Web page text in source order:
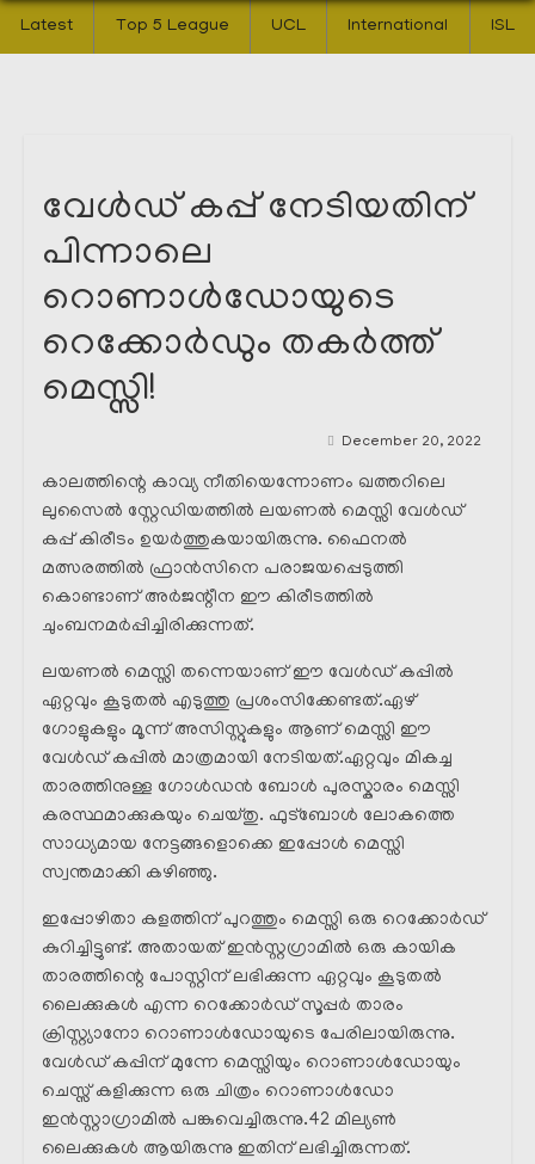
Latest Top 5 League UCL International ISL
വേൾഡ് കപ്പ് നേടിയതിന്
പിന്നാലെ
റൊണാൾഡോയുടെ
റെക്കോർഡും തകർത്ത്
മെസ്സി!
December 20, 2022
കാലത്തിന്റെ കാവ്യ നീതിയെന്നോണം ഖത്തറിലെ
ലുസൈൽ സ്റ്റേഡിയത്തിൽ ലയണൽ മെസ്സി വേൾഡ്
കപ്പ് കിരീടം ഉയർത്തുകയായിരുന്നു. ഫൈനൽ
മത്സരത്തിൽ ഫ്രാൻസിനെ പരാജയപ്പെടുത്തി
കൊണ്ടാണ് അർജന്റീന ഈ കിരീടത്തിൽ
ചുംബനമർപ്പിച്ചിരിക്കുന്നത്.
ലയണൽ മെസ്സി തന്നെയാണ് ഈ വേൾഡ് കപ്പിൽ
ഏറ്റവും കൂടുതൽ എടുത്തു പ്രശംസിക്കേണ്ടത്.ഏഴ്
ഗോളുകളും മൂന്ന് അസിസ്റ്റുകളും ആണ് മെസ്സി ഈ
വേൾഡ് കപ്പിൽ മാത്രമായി നേടിയത്.ഏറ്റവും മികച്ച
താരത്തിനുള്ള ഗോൾഡൻ ബോൾ പുരസ്കാരം മെസ്സി
കരസ്ഥമാക്കുകയും ചെയ്തു. ഫുട്ബോൾ ലോകത്തെ
സാധ്യമായ നേട്ടങ്ങളൊക്കെ ഇപ്പോൾ മെസ്സി
സ്വന്തമാക്കി കഴിഞ്ഞു.
ഇപ്പോഴിതാ കളത്തിന് പുറത്തും മെസ്സി ഒരു റെക്കോർഡ്
കുറിച്ചിട്ടുണ്ട്. അതായത് ഇൻസ്റ്റഗ്രാമിൽ ഒരു കായിക
താരത്തിന്റെ പോസ്റ്റിന് ലഭിക്കുന്ന ഏറ്റവും കൂടുതൽ
ലൈക്കുകൾ എന്ന റെക്കോർഡ് സൂപ്പർ താരം
ക്രിസ്റ്റ്യാനോ റൊണാൾഡോയുടെ പേരിലായിരുന്നു.
വേൾഡ് കപ്പിന് മുന്നേ മെസ്സിയും റൊണാൾഡോയും
ചെസ്സ് കളിക്കുന്ന ഒരു ചിത്രം റൊണാൾഡോ
ഇൻസ്റ്റാഗ്രാമിൽ പങ്കുവെച്ചിരുന്നു.42 മില്യൺ
ലൈക്കുകൾ ആയിരുന്നു ഇതിന് ലഭിച്ചിരുന്നത്.